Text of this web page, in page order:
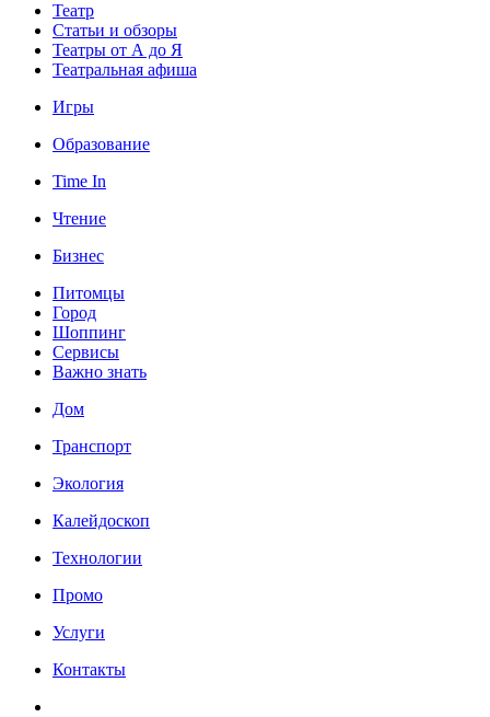
Театр
Статьи и обзоры
Театры от А до Я
Театральная афиша
Игры
Образование
Time In
Чтение
Бизнес
Питомцы
Город
Шоппинг
Сервисы
Важно знать
Дом
Транспорт
Экология
Калейдоскоп
Технологии
Промо
Услуги
Контакты